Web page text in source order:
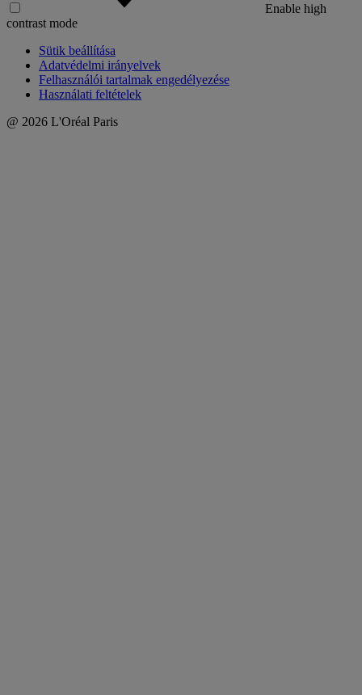
Enable high
contrast mode
Sütik beállítása
Adatvédelmi irányelvek
Felhasználói tartalmak engedélyezése
Használati feltételek
@ 2026 L'Oréal Paris